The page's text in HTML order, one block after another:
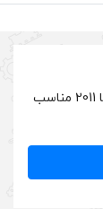
در این صفحه به تمامی روغن موتور و روغن گیربکس مناسب تویوتا آریون 2009 تا 2011 و تمامی روغن ها شامل روغن گیربکس، هیدرولیک، ترمز و ضدیخ و فیلتر هایی که برای خودرو تویوتا آریون 2009 تا 2011 مناسب